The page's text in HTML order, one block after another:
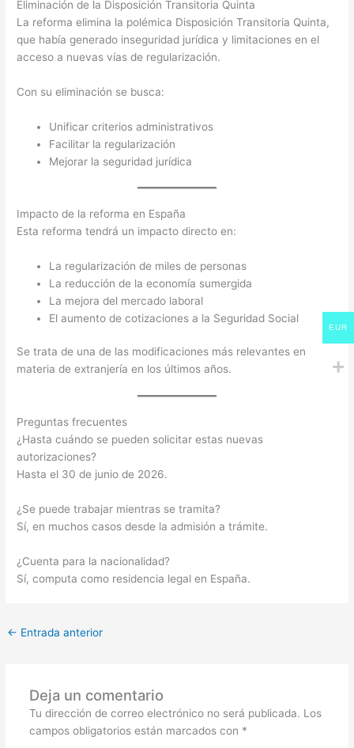
Eliminación de la Disposición Transitoria Quinta
La reforma elimina la polémica Disposición Transitoria Quinta,
que había generado inseguridad jurídica y limitaciones en el
acceso a nuevas vías de regularización.
Con su eliminación se busca:
Unificar criterios administrativos
Facilitar la regularización
Mejorar la seguridad jurídica
Impacto de la reforma en España
Esta reforma tendrá un impacto directo en:
La regularización de miles de personas
La reducción de la economía sumergida
La mejora del mercado laboral
El aumento de cotizaciones a la Seguridad Social
Se trata de una de las modificaciones más relevantes en
materia de extranjería en los últimos años.
Preguntas frecuentes
¿Hasta cuándo se pueden solicitar estas nuevas
autorizaciones?
Hasta el 30 de junio de 2026.
¿Se puede trabajar mientras se tramita?
Sí, en muchos casos desde la admisión a trámite.
¿Cuenta para la nacionalidad?
Sí, computa como residencia legal en España.
← Entrada anterior
Deja un comentario
Tu dirección de correo electrónico no será publicada. Los
campos obligatorios están marcados con *
EUR